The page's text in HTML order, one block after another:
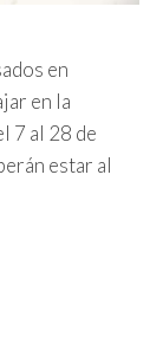
en
en la
7 al 28 de
estar al